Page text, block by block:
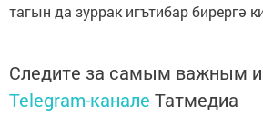
тагын да зуррак игътибар бирергә
Следите за самым важным
Telegram-канале Татмедиа